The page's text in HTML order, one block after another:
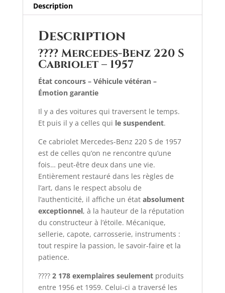
Description
Description
???? Mercedes-Benz 220 S
Cabriolet – 1957
État concours – Véhicule vétéran –
Émotion garantie
Il y a des voitures qui traversent le temps.
Et puis il y a celles qui le suspendent.
Ce cabriolet Mercedes-Benz 220 S de 1957
est de celles qu’on ne rencontre qu’une
fois… peut-être deux dans une vie.
Entièrement restauré dans les règles de
l’art, dans le respect absolu de
l’authenticité, il affiche un état absolument
exceptionnel, à la hauteur de la réputation
du constructeur à l’étoile. Mécanique,
sellerie, capote, carrosserie, instruments :
tout respire la passion, le savoir-faire et la
patience.
???? 2 178 exemplaires seulementproduits
entre 1956 et 1959. Celui-ci a traversé les